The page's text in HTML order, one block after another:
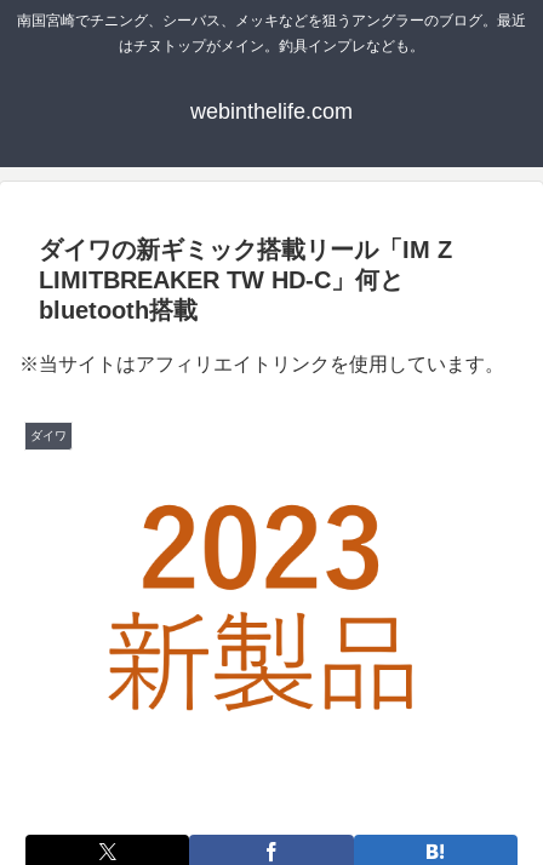
南国宮崎でチニング、シーバス、メッキなどを狙うアングラーのブログ。最近
はチヌトップがメイン。釣具インプレなども。
webinthelife.com
ダイワの新ギミック搭載リール「IM Z
LIMITBREAKER TW HD-C」何と
bluetooth搭載
※当サイトはアフィリエイトリンクを使用しています。
ダイワ